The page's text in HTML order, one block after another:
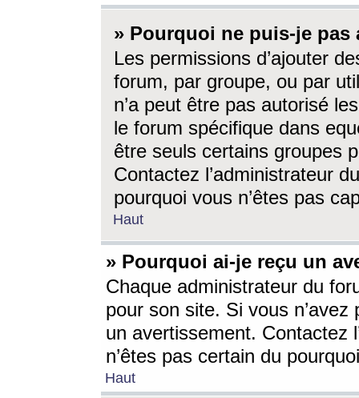
» Pourquoi ne puis-je
Les permissions d’ajouter
forum, par groupe, ou par
n’a peut être pas autorisé
le forum spécifique dans
être seuls certains groupes
Contactez l’administrateur
pourquoi vous n’êtes pas
Haut
» Pourquoi ai-je reçu un
Chaque administrateur du
pour son site. Si vous
un avertissement. Contactez
n’êtes pas certain du
Haut